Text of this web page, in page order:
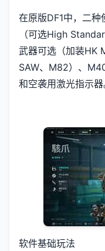
在原版DF1中，二
（可选High
武器可选（加装HK
SAW、M82）、
和空袭用激光指示器
软件基础玩法